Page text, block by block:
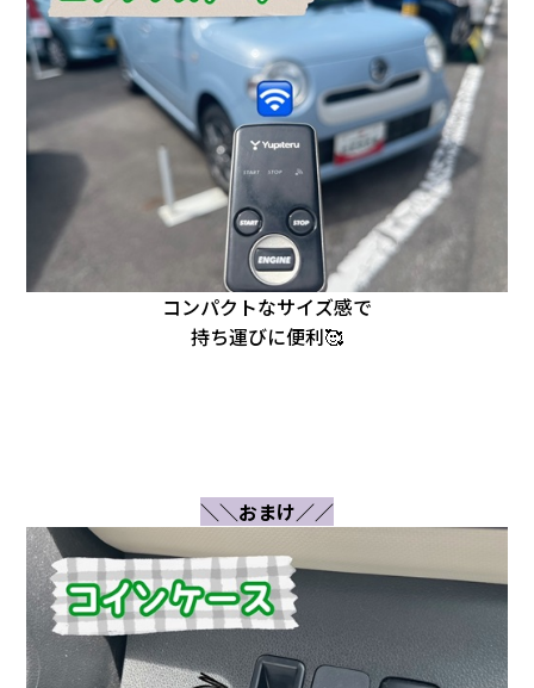
コンパクトなサイズ感で
持ち運びに便利🥰
＼＼おまけ／／